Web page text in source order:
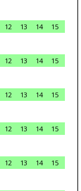
12 13 14
15
12 13 14
15
12 13 14
15
12 13 14
15
12 13 14
15